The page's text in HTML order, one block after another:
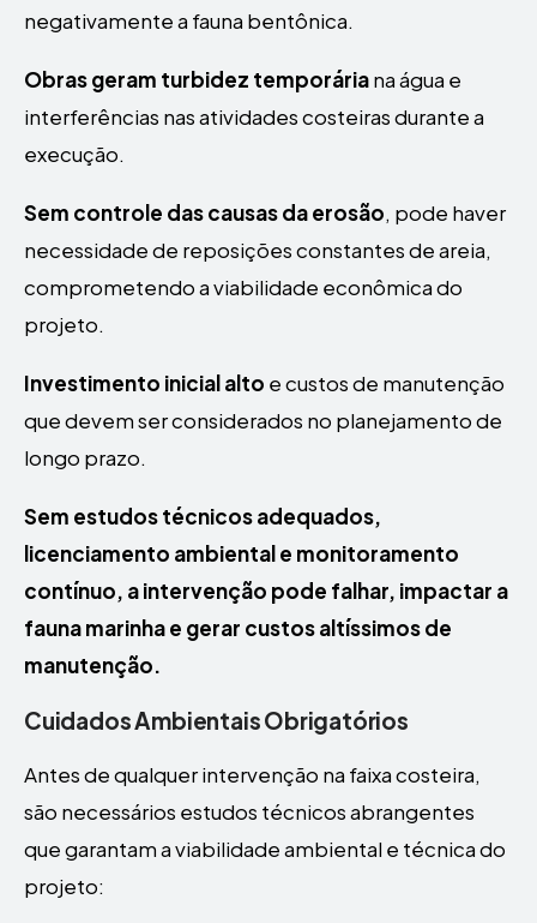
negativamente a fauna bentônica.
Obras geram turbidez temporáriana água e
interferências nas atividades costeiras durante a
execução.
Sem controle das causas da erosão, pode haver
necessidade de reposições constantes de areia,
comprometendo a viabilidade econômica do
projeto.
Investimento inicial alto e custos de manutenção
que devem ser considerados no planejamento de
longo prazo.
Sem estudos técnicos adequados,
licenciamento ambiental e monitoramento
contínuo, a intervenção pode falhar, impactar a
fauna marinha e gerar custos altíssimos de
manutenção.
Cuidados Ambientais Obrigatórios
Antes de qualquer intervenção na faixa costeira,
são necessários estudos técnicos abrangentes
que garantam a viabilidade ambiental e técnica do
projeto: